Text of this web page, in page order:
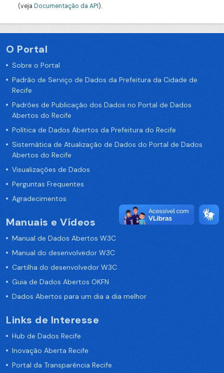
(veja Documentação da API).
O Portal
Sobre o Portal
Padrão de Serviço de Dados da Prefeitura da Cidade de
Recife
Padrões de Publicação dos Dados no Portal de Dados
Abertos do Recife
Política de Dados Abertos da Prefeitura do Recife
Sistemática de Atualização de Dados do Portal de Dados
Abertos do Recife
Visualizações de Dados
Perguntas Frequentes
Agradecimentos
Manuais e Vídeos
Manual de Dados Abertos W3C
Manual do desenvolvedor W3C
Cartilha do desenvolvedor W3C
Guia de Dados Abertos OKFN
Dados Abertos para um dia a dia melhor
Links de Interesse
Hub de Dados Recife
Inovação Aberta Recife
Portal da Transparência Recife